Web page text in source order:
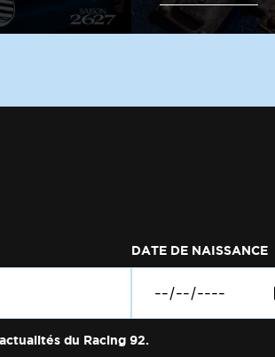
DATE DE NAISSANCE
du Racing 92.